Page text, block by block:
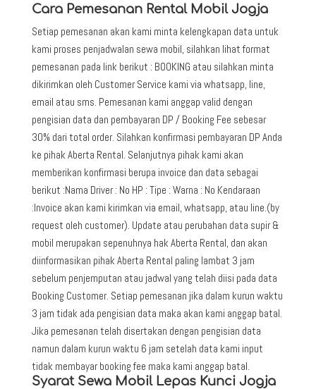
Cara Pemesanan Rental Mobil Jogja
Setiap pemesanan akan kami minta kelengkapan data untuk
kami proses penjadwalan sewa mobil, silahkan lihat format
pemesanan pada link berikut : BOOKING atau silahkan minta
dikirimkan oleh Customer Service kami via whatsapp, line,
email atau sms. Pemesanan kami anggap valid dengan
pengisian data dan pembayaran DP / Booking Fee sebesar
30% dari total order. Silahkan konfirmasi pembayaran DP Anda
ke pihak Aberta Rental. Selanjutnya pihak kami akan
memberikan konfirmasi berupa invoice dan data sebagai
berikut :Nama Driver : No HP : Tipe : Warna : No Kendaraan
:Invoice akan kami kirimkan via email, whatsapp, atau line.(by
request oleh customer). Update atau perubahan data supir &
mobil merupakan sepenuhnya hak Aberta Rental, dan akan
diinformasikan pihak Aberta Rental paling lambat 3 jam
sebelum penjemputan atau jadwal yang telah diisi pada data
Booking Customer. Setiap pemesanan jika dalam kurun waktu
3 jam tidak ada pengisian data maka akan kami anggap batal.
Jika pemesanan telah disertakan dengan pengisian data
namun dalam kurun waktu 6 jam setelah data kami input
tidak membayar booking fee maka kami anggap batal.
Syarat Sewa Mobil Lepas Kunci Jogja